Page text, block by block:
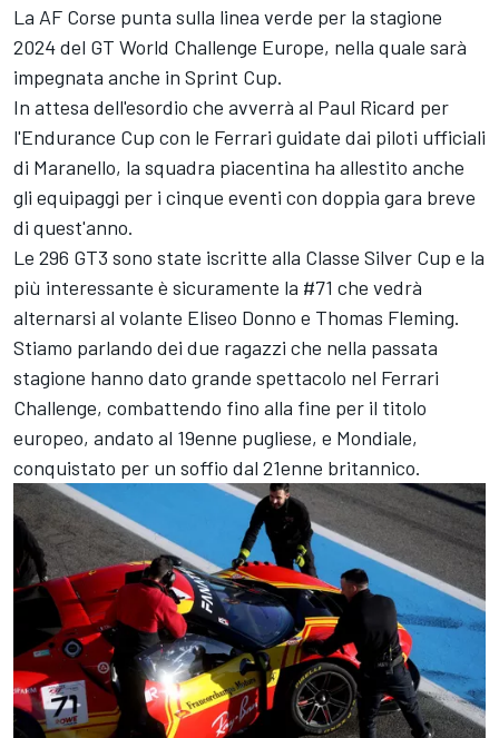
La AF Corse punta sulla linea verde per la stagione
2024 del GT World Challenge Europe, nella quale sarà
impegnata anche in Sprint Cup.
In attesa dell'esordio che avverrà al Paul Ricard per
l'Endurance Cup con le Ferrari guidate dai piloti ufficiali
di Maranello, la squadra piacentina ha allestito anche
gli equipaggi per i cinque eventi con doppia gara breve
di quest'anno.
Le 296 GT3 sono state iscritte alla Classe Silver Cup e la
più interessante è sicuramente la #71 che vedrà
alternarsi al volante Eliseo Donno e Thomas Fleming.
Stiamo parlando dei due ragazzi che nella passata
stagione hanno dato grande spettacolo nel Ferrari
Challenge, combattendo fino alla fine per il titolo
europeo, andato al 19enne pugliese, e Mondiale,
conquistato per un soffio dal 21enne britannico.